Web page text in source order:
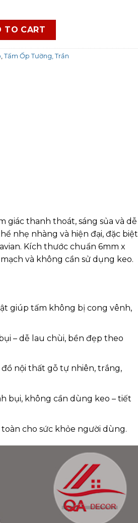
quantity
TO CART
Tấm Ốp Tường, Trần
giác thanh thoát, sáng sủa và dễ
nhẹ nhàng và hiện đại, đặc biệt
Kích thước chuẩn 6mm x
và không cần sử dụng keo.
giúp tấm không bị cong vênh,
– dễ lau chùi, bền đẹp theo
nội thất gỗ tự nhiên, trắng,
bụi, không cần dùng keo – tiết
cho sức khỏe người dùng.